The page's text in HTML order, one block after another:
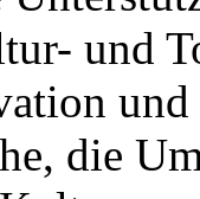
und
die